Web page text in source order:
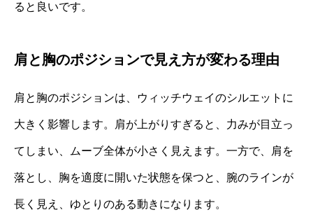
ると良いです。
肩と胸のポジションで見え方が変わる理由
肩と胸のポジションは、ウィッチウェイのシルエットに
大きく影響します。肩が上がりすぎると、力みが目立っ
てしまい、ムーブ全体が小さく見えます。一方で、肩を
落とし、胸を適度に開いた状態を保つと、腕のラインが
長く見え、ゆとりのある動きになります。